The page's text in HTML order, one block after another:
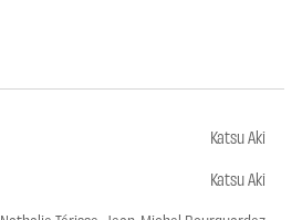
Katsu Aki
Katsu Aki